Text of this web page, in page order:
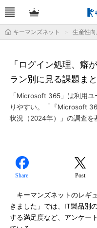
キーマンズネット 生産性向
「ログイン処理、
ラン別に見る課題ま
「Microsoft 365」は利用
りやすい。「『Microsoft
状況（2024年）」の調査を
Share Post
キーマンズネットのレギ
きました」では、IT製品別
する満足度など、アンケー